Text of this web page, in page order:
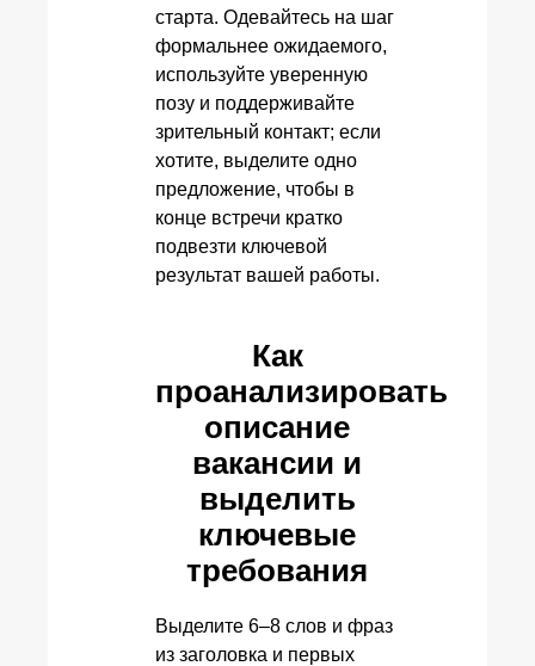
старта. Одевайтесь на шаг
формальнее ожидаемого,
используйте уверенную
позу и поддерживайте
зрительный контакт; если
хотите, выделите одно
предложение, чтобы в
конце встречи кратко
подвезти ключевой
результат вашей работы.
Как
проанализировать
описание
вакансии и
выделить
ключевые
требования
Выделите 6–8 слов и фраз
из заголовка и первых